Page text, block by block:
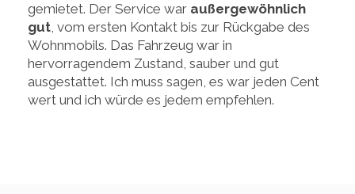
gemietet. Der Service war außergewöhnlich
gut, vom ersten Kontakt bis zur Rückgabe des
Wohnmobils. Das Fahrzeug war in
hervorragendem Zustand, sauber und gut
ausgestattet. Ich muss sagen, es war jeden Cent
wert und ich würde es jedem empfehlen.